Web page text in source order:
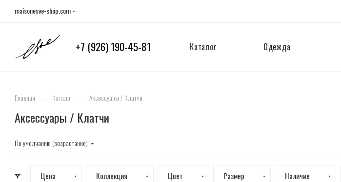
maisonesve-shop.com
+7 (926) 190-45-81 Каталог Одежда
Главная — Каталог — Аксессуары / Клатчи
Аксессуары / Клатчи
По умолчанию (возрастание)
Цена Коллекция Цвет Размер Наличие